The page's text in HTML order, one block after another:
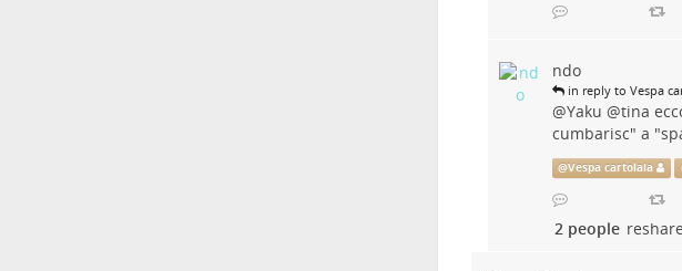
ndo
in reply to Vespa
@Yaku @tina
cumbarisc" a
@Vespa cartolaia
2 people